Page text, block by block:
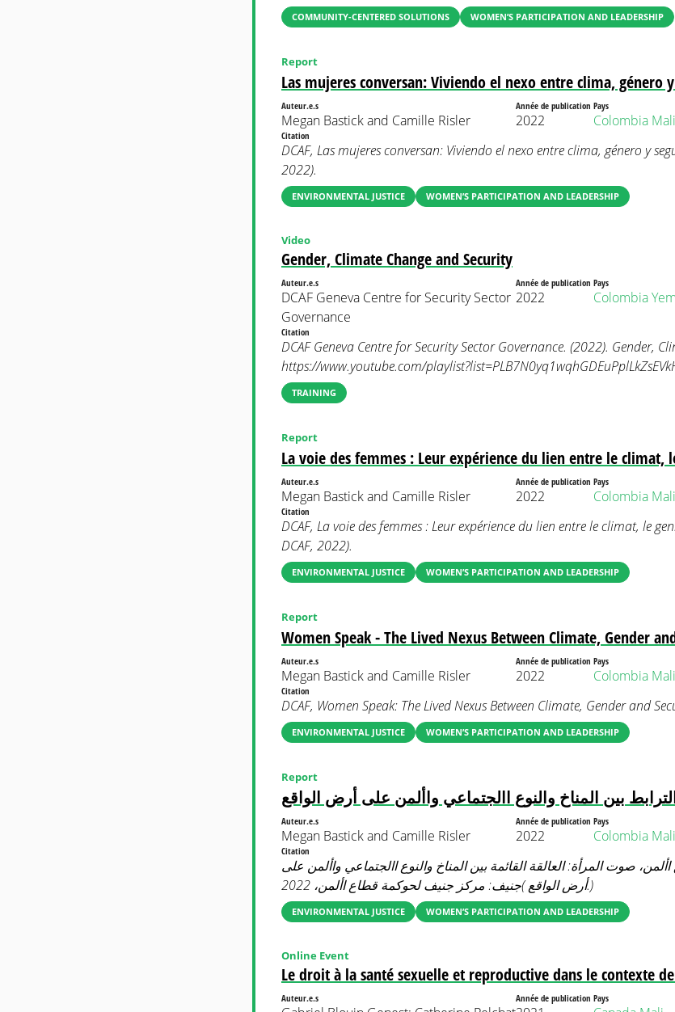
COMMUNITY-CENTERED SOLUTIONS WOMEN’S PARTICIPATION AND LEADERSHIP
Las mujeres conversan: Viviendo el nexo entre clima, género
Report
Auteur.e.s
Megan Bastick and Camille Risler
Année de publication
2022
Pays
Colombia Mali
Citation
DCAF, Las mujeres conversan: Viviendo el nexo entre clima, género y
2022).
ENVIRONMENTAL JUSTICE WOMEN’S PARTICIPATION AND LEADERSHIP
Gender, Climate Change and Security
Video
Auteur.e.s
DCAF Geneva Centre for Security Sector
Governance
Année de publication
2022
Pays
Colombia
Citation
DCAF Geneva Centre for Security Sector Governance. (2022). Gender,
https://www.youtube.com/
TRAINING
La voie des femmes : Leur expérience du lien entre le climat,
Report
Auteur.e.s
Megan Bastick and Camille Risler
Année de publication
2022
Pays
Colombia Mali
Citation
DCAF, La voie des femmes : Leur expérience du lien entre le climat, le
DCAF, 2022).
ENVIRONMENTAL JUSTICE WOMEN’S PARTICIPATION AND LEADERSHIP
Women Speak - The Lived Nexus Between Climate, Gender
Report
Auteur.e.s
Megan Bastick and Camille Risler
Année de publication
2022
Pays
Colombia Mali
Citation
DCAF, Women Speak: The Lived Nexus Between Climate, Gender and
ENVIRONMENTAL JUSTICE WOMEN’S PARTICIPATION AND LEADERSHIP
بين المناخ والنوع االجتماعي واألمن على أرض الواقع
Report
Auteur.e.s
Megan Bastick and Camille Risler
Année de publication
2022
Pays
Colombia Mali
Citation
صوت المرأة: العالقة القائمة بين المناخ والنوع االجتماعي واألمن على
أرض الواقع )جنيف: مركز جنيف لحوكمة قطاع األمن، 2022.)
ENVIRONMENTAL JUSTICE WOMEN’S PARTICIPATION AND LEADERSHIP
Le droit à la santé sexuelle et reproductive dans le contexte
Online Event
Auteur.e.s Année de publication Pays